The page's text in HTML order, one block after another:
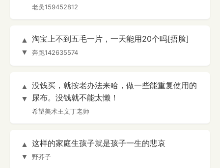
老吴159452812
▲
▼
淘宝上不到五毛一片，一天能用20个吗[捂脸]
奔跑142635574
▲
▼
没钱买，就按老办法来哈，做一些能重复使用的
尿布。没钱就不能太懒！
希望美术王文丁老师
▲
▼
这样的家庭生孩子就是孩子一生的悲哀
野芥子